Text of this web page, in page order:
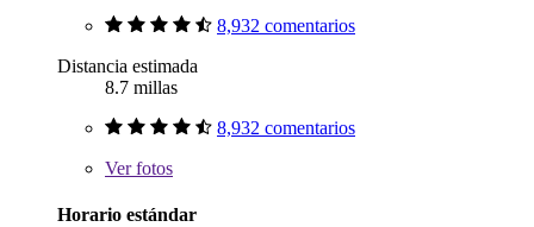
8,932 comentarios
Distancia estimada
8.7 millas
8,932 comentarios
Verfotos
Horario estándar